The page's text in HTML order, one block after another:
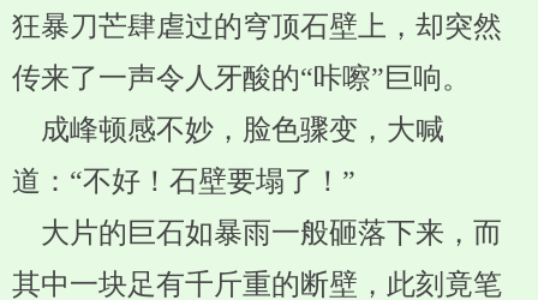
狂暴刀芒肆虐过的穹顶石壁上，却突然
传来了一声令人牙酸的“咔嚓”巨响。
成峰顿感不妙，脸色骤变，大喊
道：“不好！石壁要塌了！”
大片的巨石如暴雨一般砸落下来，而
其中一块足有千斤重的断壁，此刻竟笔